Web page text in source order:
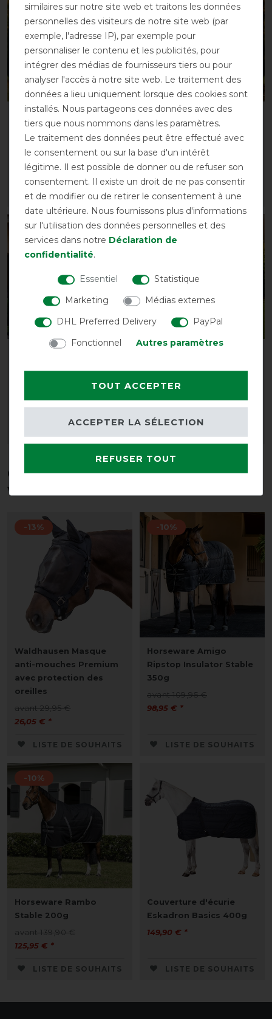
Nouveau
Horseware Amigo
Diamond Insulator 100g
LISTE DE SOUHAITS
Diamond Insulator 200
g
89,95 € *
LISTE DE SOUHAITS
-10% -10%
89,95 € *
Ces produits pourraient également
vous intéresser
-13%
Waldhausen Masque
anti-mouches Premium
avec protection des
oreilles
avant 29,95 €
26,05 € *
LISTE DE SOUHAITS
-10%
Horseware Amigo
Ripstop Insulator Stable
350g
avant 109,95 €
98,95 € *
LISTE DE SOUHAITS
-10%
Horseware Rambo
Stable 200g
avant 139,90 €
125,95 € *
LISTE DE SOUHAITS
Couverture d'écurie
Eskadron Basics 400g
149,90 € *
LISTE DE SOUHAITS
similaires sur notre site web et traitons les données
personnelles des visiteurs de notre site web (par
exemple, l'adresse IP), par exemple pour
personnaliser le contenu et les publicités, pour
intégrer des médias de fournisseurs tiers ou pour
analyser l'accès à notre site web. Le traitement des
données a lieu uniquement lorsque des cookies sont
installés. Nous partageons ces données avec des
tiers que nous nommons dans les paramètres.
Le traitement des données peut être effectué avec
le consentement ou sur la base d'un intérêt
légitime. Il est possible de donner ou de refuser son
consentement. Il existe un droit de ne pas consentir
et de modifier ou de retirer le consentement à une
date ultérieure. Nous fournissons plus d'informations
sur l'utilisation des données personnelles et des
services dans notre Déclaration de
confidentialité.
Essentiel
Statistique
Marketing
Médias externes
DHL Preferred Delivery
PayPal
Fonctionnel
Autres paramètres
TOUT ACCEPTER
REFUSER TOUT
ACCEPTER LA SÉLECTION